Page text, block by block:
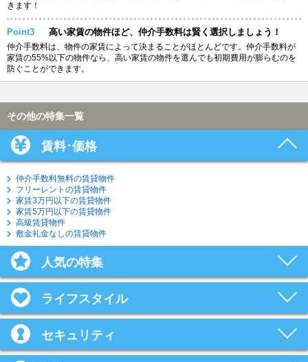
きます！
Point3 高い家賃の物件ほど、仲介手数料は賢く選択しましょう！
仲介手数料は、物件の家賃によって決まることがほとんどです。仲介手数料が
家賃の55%以下の物件なら、高い家賃の物件を選んでも初期費用が膨らむのを
防ぐことができます。
その他の特集一覧
賃料･価格
仲介手数料無料の賃貸物件
フリーレントの賃貸物件
家賃3万円以下の賃貸物件
家賃5万円以下の賃貸物件
高級賃貸物件
敷金礼金なしの賃貸物件
人気の特集
ライフスタイル
セキュリティ